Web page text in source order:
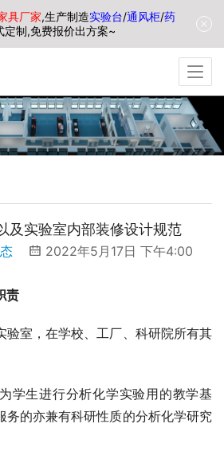
及实验室内部装修设计规范
2022年5月17日 下午4:00
责
验室，在学校、工厂、科研院所有其
学生进行分析化学实验用的教学基
务的亦兼有科研性质的分析化学研究
具厂家,生产制造实验台/通风柜/药
定制,免费报价出方案~